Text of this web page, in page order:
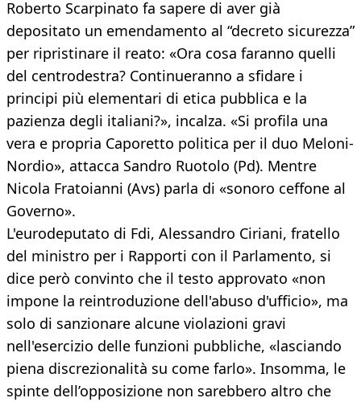
Roberto Scarpinato fa sapere di aver già
depositato un emendamento al “decreto sicurezza”
per ripristinare il reato: «Ora cosa faranno quelli
del centrodestra? Continueranno a sfidare i
principi più elementari di etica pubblica e la
pazienza degli italiani?», incalza. «Si profila una
vera e propria Caporetto politica per il duo Meloni-
Nordio», attacca Sandro Ruotolo (Pd). Mentre
Nicola Fratoianni (Avs) parla di «sonoro ceffone al
Governo».
L'eurodeputato di Fdi, Alessandro Ciriani, fratello
del ministro per i Rapporti con il Parlamento, si
dice però convinto che il testo approvato «non
impone la reintroduzione dell'abuso d'ufficio», ma
solo di sanzionare alcune violazioni gravi
nell'esercizio delle funzioni pubbliche, «lasciando
piena discrezionalità su come farlo». Insomma, le
spinte dell’opposizione non sarebbero altro che